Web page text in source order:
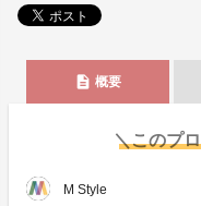
description 概要
＼このプ
M Style